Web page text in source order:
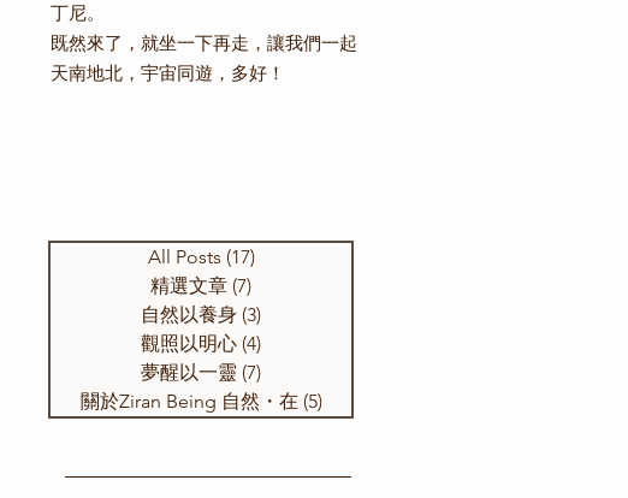
丁尼。
既然來了，就坐一下再走，讓我們一起
天南地北，宇宙同遊，多好！
All Posts (17)17 篇文章
精選文章 (7)
自然以養身 (3)
觀照以明心 (4)
夢醒以一靈 (7)
關於Ziran Being 自然・在 (5)5 篇文章